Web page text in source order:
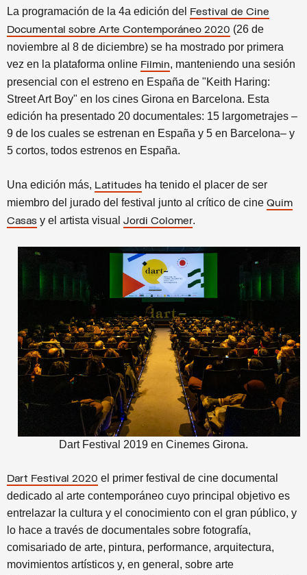
La programación de la 4a edición del
Festival de Cine
Documental sobre Arte Contemporáneo 2020 (26 de
noviembre al 8 de diciembre) se ha mostrado por primera
vez en la plataforma online Filmin, manteniendo una sesión
presencial con el estreno en España de "Keith Haring:
Street Art Boy" en los cines Girona en Barcelona. Esta
edición ha presentado 20 documentales: 15 largometrajes –
9 de los cuales se estrenan en España y 5 en Barcelona– y
5 cortos, todos estrenos en España.
Una edición más, Latitudes ha tenido el placer de ser
miembro del jurado del festival junto al crítico de cine Quim
Casas y el artista visual Jordi Colomer.
Dart Festival 2019 en Cinemes Girona.
Dart Festival 2020 el primer festival de cine documental
dedicado al arte contemporáneo cuyo principal objetivo es
entrelazar la cultura y el conocimiento con el gran público, y
lo hace a través de documentales sobre fotografía,
comisariado de arte, pintura, performance, arquitectura,
movimientos artísticos y, en general, sobre arte